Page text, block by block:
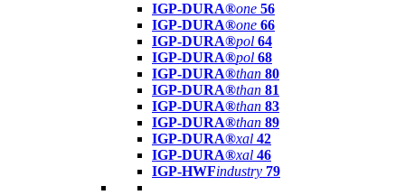
IGP-DURA®one 56
IGP-DURA®one 66
IGP-DURA®pol 64
IGP-DURA®pol 68
IGP-DURA®than 80
IGP-DURA®than 81
IGP-DURA®than 83
IGP-DURA®than 89
IGP-DURA®xal 42
IGP-DURA®xal 46
IGP-HWFindustry 79